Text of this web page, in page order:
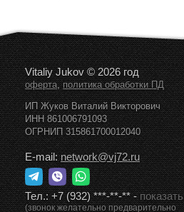
Vitaliy Jukov © 2026 год
оферта,политика обработки ПД
ИП Жуков Виталий Викторович
ИНН 861006791093
ОГРНИП 315861700012040
E-mail:network@vj72.ru
Тел.:+7 (932) ***-**-**-показать
(звонок желательно предварительно